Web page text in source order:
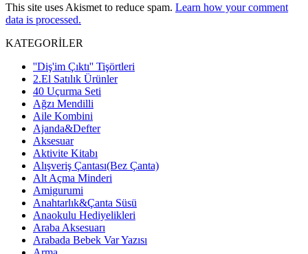
This site uses Akismet to reduce spam. Learn how your comment
data is processed.
KATEGORİLER
''Diş'im Çıktı'' Tişörtleri
2.El Satılık Ürünler
40 Uçurma Seti
Ağzı Mendilli
Aile Kombini
Ajanda&Defter
Aksesuar
Aktivite Kitabı
Alışveriş Çantası(Bez Çanta)
Alt Açma Minderi
Amigurumi
Anahtarlık&Çanta Süsü
Anaokulu Hediyelikleri
Araba Aksesuarı
Arabada Bebek Var Yazısı